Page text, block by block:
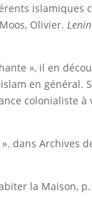
islamiques
Olivier.
», il en
en général.
colonialiste
dans Archives
la Maison,